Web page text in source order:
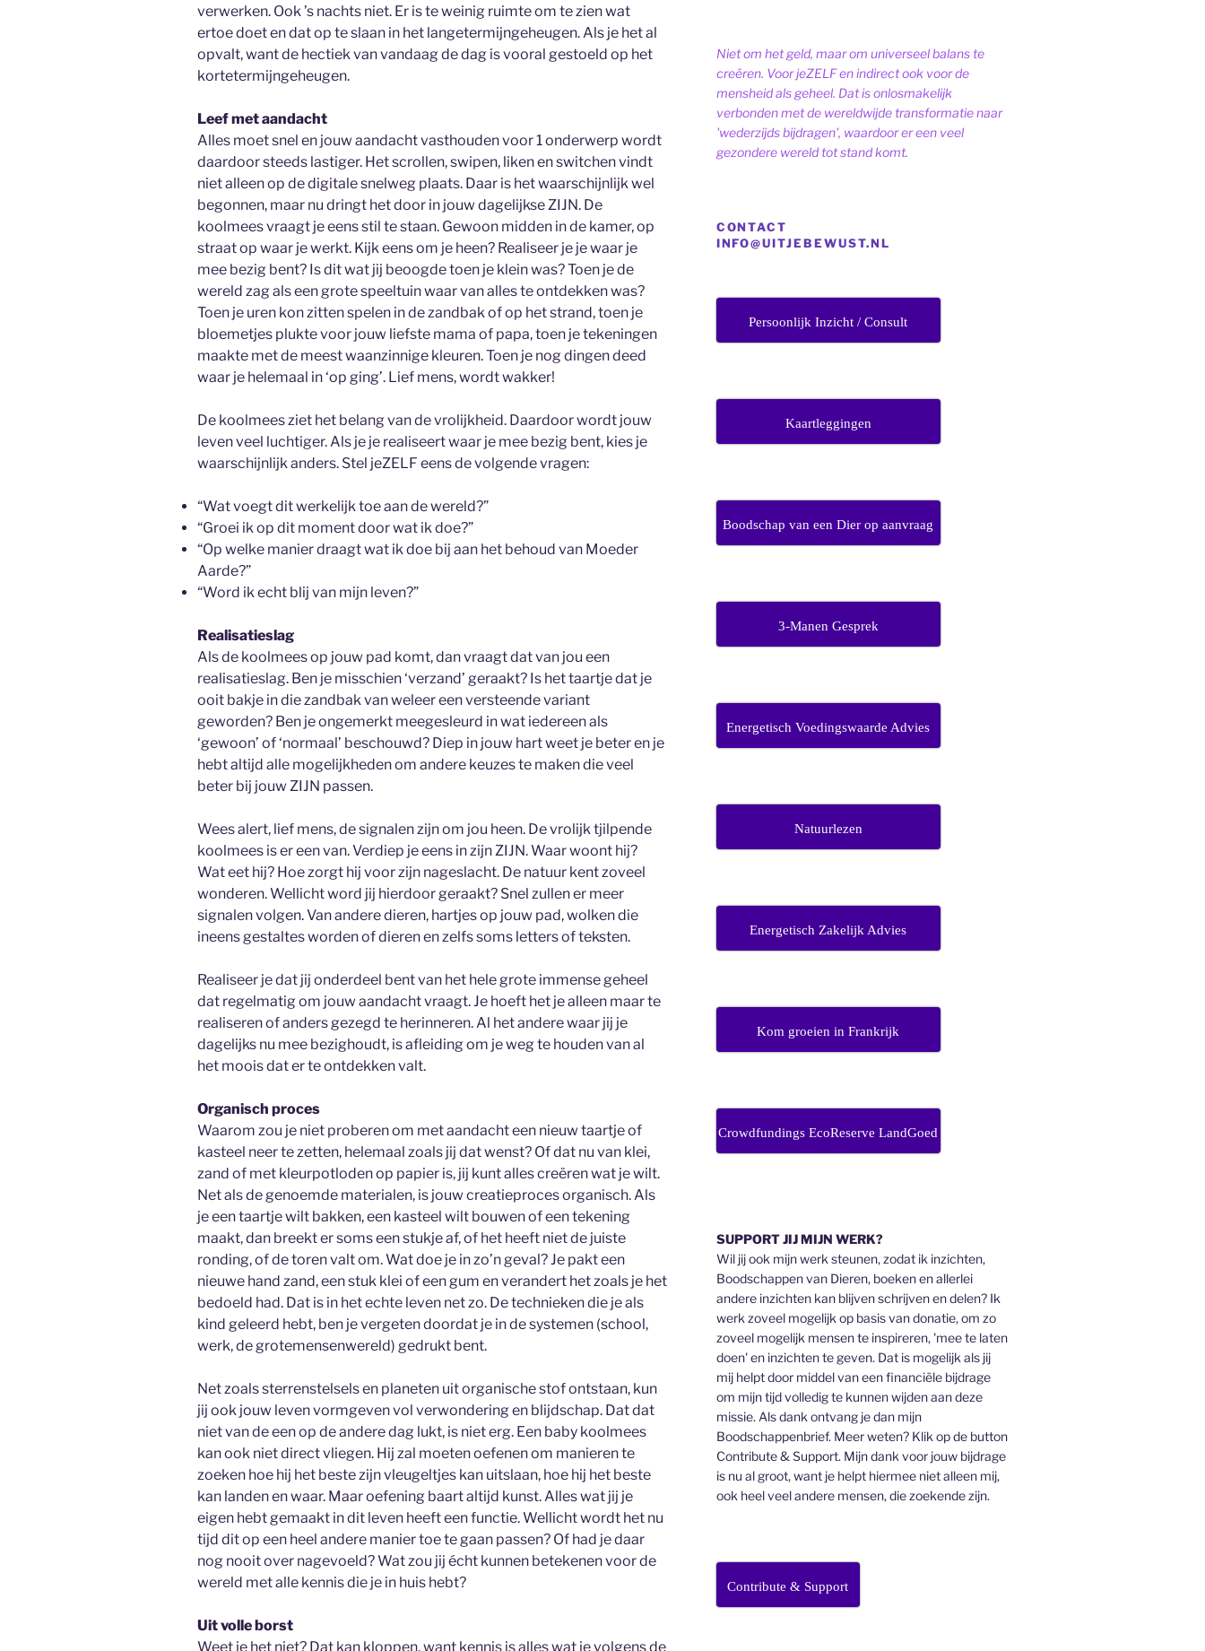
verwerken. Ook ’s nachts niet. Er is te weinig ruimte om te zien wat
ertoe doet en dat op te slaan in het langetermijngeheugen. Als je het al
opvalt, want de hectiek van vandaag de dag is vooral gestoeld op het
kortetermijngeheugen.
Leef met aandacht
Alles moet snel en jouw aandacht vasthouden voor 1 onderwerp wordt
daardoor steeds lastiger. Het scrollen, swipen, liken en switchen vindt
niet alleen op de digitale snelweg plaats. Daar is het waarschijnlijk wel
begonnen, maar nu dringt het door in jouw dagelijkse ZIJN. De
koolmees vraagt je eens stil te staan. Gewoon midden in de kamer, op
straat op waar je werkt. Kijk eens om je heen? Realiseer je je waar je
mee bezig bent? Is dit wat jij beoogde toen je klein was? Toen je de
wereld zag als een grote speeltuin waar van alles te ontdekken was?
Toen je uren kon zitten spelen in de zandbak of op het strand, toen je
bloemetjes plukte voor jouw liefste mama of papa, toen je tekeningen
maakte met de meest waanzinnige kleuren. Toen je nog dingen deed
waar je helemaal in ‘op ging’. Lief mens, wordt wakker!
De koolmees ziet het belang van de vrolijkheid. Daardoor wordt jouw
leven veel luchtiger. Als je je realiseert waar je mee bezig bent, kies je
waarschijnlijk anders. Stel jeZELF eens de volgende vragen:
“Wat voegt dit werkelijk toe aan de wereld?”
“Groei ik op dit moment door wat ik doe?”
“Op welke manier draagt wat ik doe bij aan het behoud van Moeder
Aarde?”
“Word ik echt blij van mijn leven?”
Realisatieslag
Als de koolmees op jouw pad komt, dan vraagt dat van jou een
realisatieslag. Ben je misschien ‘verzand’ geraakt? Is het taartje dat je
ooit bakje in die zandbak van weleer een versteende variant
geworden? Ben je ongemerkt meegesleurd in wat iedereen als
‘gewoon’ of ‘normaal’ beschouwd? Diep in jouw hart weet je beter en je
hebt altijd alle mogelijkheden om andere keuzes te maken die veel
beter bij jouw ZIJN passen.
Wees alert, lief mens, de signalen zijn om jou heen. De vrolijk tjilpende
koolmees is er een van. Verdiep je eens in zijn ZIJN. Waar woont hij?
Wat eet hij? Hoe zorgt hij voor zijn nageslacht. De natuur kent zoveel
wonderen. Wellicht word jij hierdoor geraakt? Snel zullen er meer
signalen volgen. Van andere dieren, hartjes op jouw pad, wolken die
ineens gestaltes worden of dieren en zelfs soms letters of teksten.
Realiseer je dat jij onderdeel bent van het hele grote immense geheel
dat regelmatig om jouw aandacht vraagt. Je hoeft het je alleen maar te
realiseren of anders gezegd te herinneren. Al het andere waar jij je
dagelijks nu mee bezighoudt, is afleiding om je weg te houden van al
het moois dat er te ontdekken valt.
Organisch proces
Waarom zou je niet proberen om met aandacht een nieuw taartje of
kasteel neer te zetten, helemaal zoals jij dat wenst? Of dat nu van klei,
zand of met kleurpotloden op papier is, jij kunt alles creëren wat je wilt.
Net als de genoemde materialen, is jouw creatieproces organisch. Als
je een taartje wilt bakken, een kasteel wilt bouwen of een tekening
maakt, dan breekt er soms een stukje af, of het heeft niet de juiste
ronding, of de toren valt om. Wat doe je in zo’n geval? Je pakt een
nieuwe hand zand, een stuk klei of een gum en verandert het zoals je het
bedoeld had. Dat is in het echte leven net zo. De technieken die je als
kind geleerd hebt, ben je vergeten doordat je in de systemen (school,
werk, de grotemensenwereld) gedrukt bent.
Net zoals sterrenstelsels en planeten uit organische stof ontstaan, kun
jij ook jouw leven vormgeven vol verwondering en blijdschap. Dat dat
niet van de een op de andere dag lukt, is niet erg. Een baby koolmees
kan ook niet direct vliegen. Hij zal moeten oefenen om manieren te
zoeken hoe hij het beste zijn vleugeltjes kan uitslaan, hoe hij het beste
kan landen en waar. Maar oefening baart altijd kunst. Alles wat jij je
eigen hebt gemaakt in dit leven heeft een functie. Wellicht wordt het nu
tijd dit op een heel andere manier toe te gaan passen? Of had je daar
nog nooit over nagevoeld? Wat zou jij écht kunnen betekenen voor de
wereld met alle kennis die je in huis hebt?
Uit volle borst
Weet je het niet? Dat kan kloppen, want kennis is alles wat je volgens de
Niet om het geld, maar om universeel balans te
creëren. Voor jeZELF en indirect ook voor de
mensheid als geheel. Dat is onlosmakelijk
verbonden met de wereldwijde transformatie naar
'wederzijds bijdragen', waardoor er een veel
gezondere wereld tot stand komt.
CONTACT
INFO@UITJEBEWUST.NL
Persoonlijk Inzicht / Consult
Kaartleggingen
Boodschap van een Dier op aanvraag
3-Manen Gesprek
Energetisch Voedingswaarde Advies
Natuurlezen
Energetisch Zakelijk Advies
Kom groeien in Frankrijk
Crowdfundings EcoReserve LandGoed
SUPPORT JIJ MIJN WERK?
Wil jij ook mijn werk steunen, zodat ik inzichten,
Boodschappen van Dieren, boeken en allerlei
andere inzichten kan blijven schrijven en delen? Ik
werk zoveel mogelijk op basis van donatie, om zo
zoveel mogelijk mensen te inspireren, 'mee te laten
doen' en inzichten te geven. Dat is mogelijk als jij
mij helpt door middel van een financiële bijdrage
om mijn tijd volledig te kunnen wijden aan deze
missie. Als dank ontvang je dan mijn
Boodschappenbrief. Meer weten? Klik op de button
Contribute & Support. Mijn dank voor jouw bijdrage
is nu al groot, want je helpt hiermee niet alleen mij,
ook heel veel andere mensen, die zoekende zijn.
Contribute & Support